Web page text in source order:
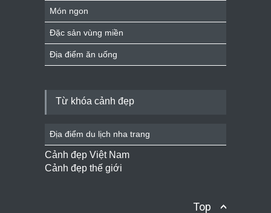
Món ngon
Đặc sản vùng miền
Địa điểm ăn uống
Từ khóa cảnh đẹp
Địa điểm du lịch nha trang
Cảnh đẹp Việt Nam
Cảnh đẹp thế giới
Top